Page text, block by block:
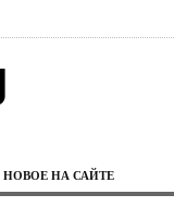
НОВОЕ НА САЙТЕ